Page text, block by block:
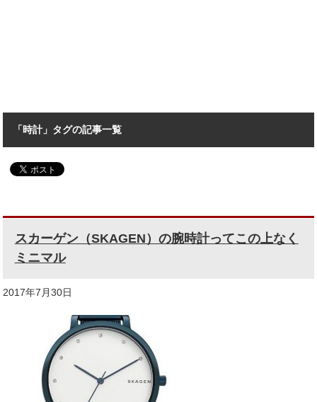
「時計」タグの記事一覧
スカーゲン（SKAGEN）の腕時計ってこの上なく
ミニマル
2017年7月30日